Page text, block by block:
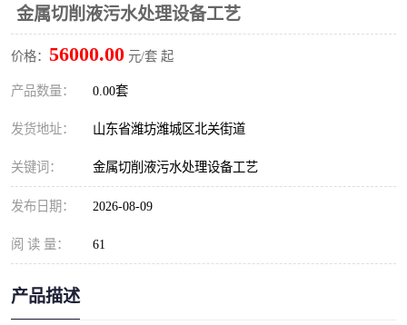
金属切削液污水处理设备工艺
价格： 56000.00 元/套 起
产品数量： 0.00套
发货地址： 山东省潍坊潍城区北关街道
关键词： 金属切削液污水处理设备工艺
发布日期： 2026-08-09
阅 读 量： 61
产品描述
备
疾控中心一体化设备处理 一体化净北槽污水处理设
餐具消毒污水处理设备
塑料编织袋一体化污水处
理设备
养老院污水处理一体化设
整形医院污水处理设备
酿酒厂一体化污水处理设
备
生活一体化污水处理设备